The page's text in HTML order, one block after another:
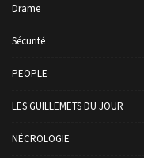
Drame
Sécurité
PEOPLE
LES GUILLEMETS DU JOUR
NÉCROLOGIE